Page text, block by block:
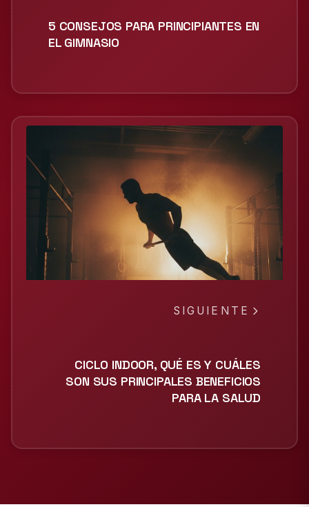
5 CONSEJOS PARA PRINCIPIANTES EN
EL GIMNASIO
SIGUIENTE
CICLO INDOOR, QUÉ ES Y CUÁLES
SON SUS PRINCIPALES BENEFICIOS
PARA LA SALUD